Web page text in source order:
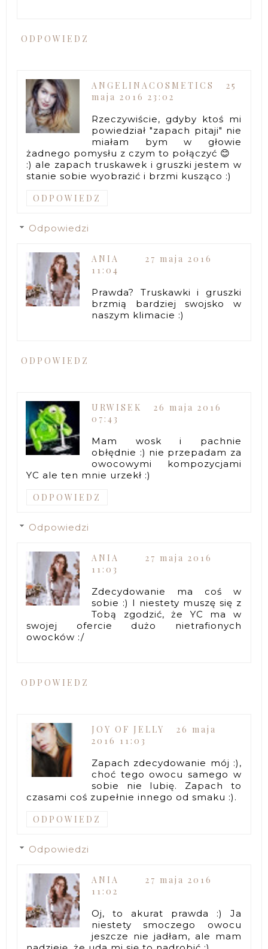
ODPOWIEDZ
ANGELINACOSMETICS
25
maja 2016 23:02
Rzeczywiście, gdyby ktoś mi
powiedział "zapach pitaji" nie
miałam bym w głowie
żadnego pomysłu z czym to połączyć 😊
:) ale zapach truskawek i gruszki jestem w
stanie sobie wyobrazić i brzmi kusząco :)
ODPOWIEDZ
Odpowiedzi
ANIA
27 maja 2016
11:04
Prawda? Truskawki i gruszki
brzmią bardziej swojsko w
naszym klimacie :)
ODPOWIEDZ
URWISEK
26 maja 2016
07:43
Mam wosk i pachnie
obłędnie :) nie przepadam za
owocowymi kompozycjami
YC ale ten mnie urzekł :)
ODPOWIEDZ
Odpowiedzi
ANIA
27 maja 2016
11:03
Zdecydowanie ma coś w
sobie :) I niestety muszę się z
Tobą zgodzić, że YC ma w
swojej ofercie dużo nietrafionych
owocków :/
ODPOWIEDZ
JOY OF JELLY
26 maja
2016 11:03
Zapach zdecydowanie mój :),
choć tego owocu samego w
sobie nie lubię. Zapach to
czasami coś zupełnie innego od smaku :).
ODPOWIEDZ
Odpowiedzi
ANIA
27 maja 2016
11:02
Oj, to akurat prawda :) Ja
niestety smoczego owocu
jeszcze nie jadłam, ale mam